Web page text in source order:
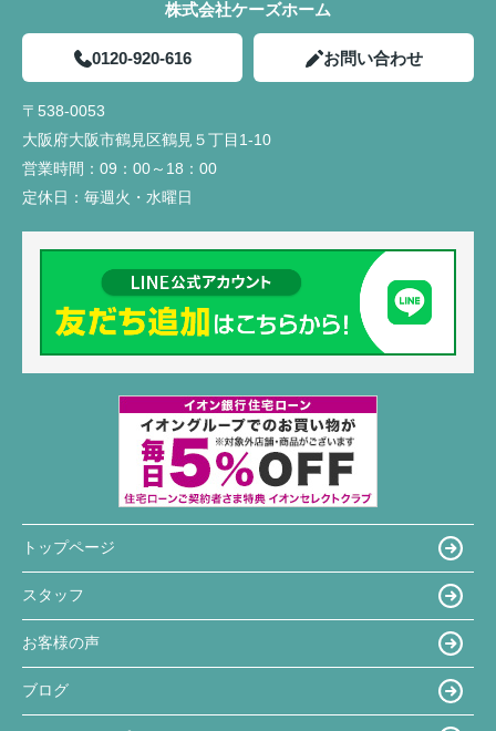
株式会社ケーズホーム
0120-920-616 お問い合わせ
〒538-0053
大阪府大阪市鶴見区鶴見５丁目1-10
営業時間： 09：00～18：00
定休日： 毎週火・水曜日
トップページ
スタッフ
お客様の声
ブログ